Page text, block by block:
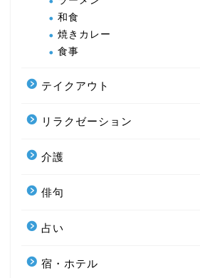
和食
焼きカレー
食事
テイクアウト
リラクゼーション
介護
俳句
占い
宿・ホテル